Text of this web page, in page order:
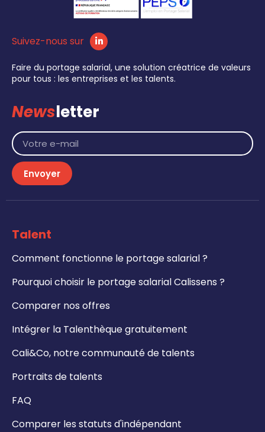
Suivez-nous sur
Faire du portage salarial, une solution créatrice de valeurs
pour tous : les entreprises et les talents.
Newsletter
Envoyer
Talent
Comment fonctionne le portage salarial ?
Pourquoi choisir le portage salarial Calissens ?
Comparer nos offres
Intégrer la Talenthèque gratuitement
Cali&Co, notre communauté de talents
Portraits de talents
FAQ
Comparer les statuts d'indépendant